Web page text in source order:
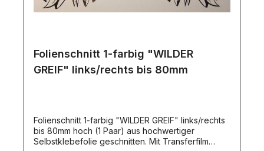
Folienschnitt 1-farbig "WILDER
GREIF" links/rechts bis 80mm
Folienschnitt 1-farbig "WILDER GREIF" links/rechts
bis 80mm hoch (1 Paar) aus hochwertiger
Selbstklebefolie geschnitten. Mit Transferfilm